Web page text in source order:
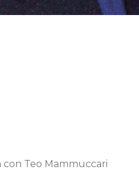
con Teo Mammuccari